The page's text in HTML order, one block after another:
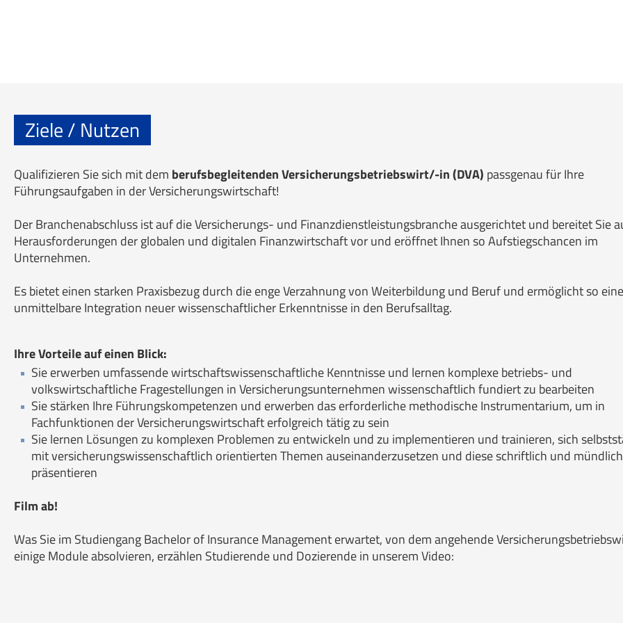
Ziele / Nutzen
Qualifizieren Sie sich mit dem berufsbegleitenden Versicherungsbetriebswirt/-in (DVA) passgenau für Ihre
Führungsaufgaben in der Versicherungswirtschaft!
Der Branchenabschluss ist auf die Versicherungs- und Finanzdienstleistungsbranche ausgerichtet und bereitet Sie
Herausforderungen der globalen und digitalen Finanzwirtschaft vor und eröffnet Ihnen so Aufstiegschancen im
Unternehmen.
Es bietet einen starken Praxisbezug durch die enge Verzahnung von Weiterbildung und Beruf und ermöglicht so eine
unmittelbare Integration neuer wissenschaftlicher Erkenntnisse in den Berufsalltag.
Ihre Vorteile auf einen Blick:
Sie erwerben umfassende wirtschaftswissenschaftliche Kenntnisse und lernen komplexe betriebs- und
volkswirtschaftliche Fragestellungen in Versicherungsunternehmen wissenschaftlich fundiert zu bearbeiten
Sie stärken Ihre Führungskompetenzen und erwerben das erforderliche methodische Instrumentarium, um in
Fachfunktionen der Versicherungswirtschaft erfolgreich tätig zu sein
Sie lernen Lösungen zu komplexen Problemen zu entwickeln und zu implementieren und trainieren, sich
mit versicherungswissenschaftlich orientierten Themen auseinanderzusetzen und diese schriftlich und
präsentieren
Film ab!
Was Sie im Studiengang Bachelor of Insurance Management erwartet, von dem angehende
einige Module absolvieren, erzählen Studierende und Dozierende in unserem Video: